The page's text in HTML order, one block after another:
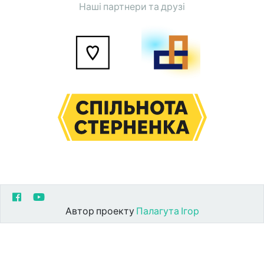
Наші партнери та друзі
Автор проекту Палагута Ігор